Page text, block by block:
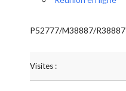
P52777/M38887/R38887
Visites :